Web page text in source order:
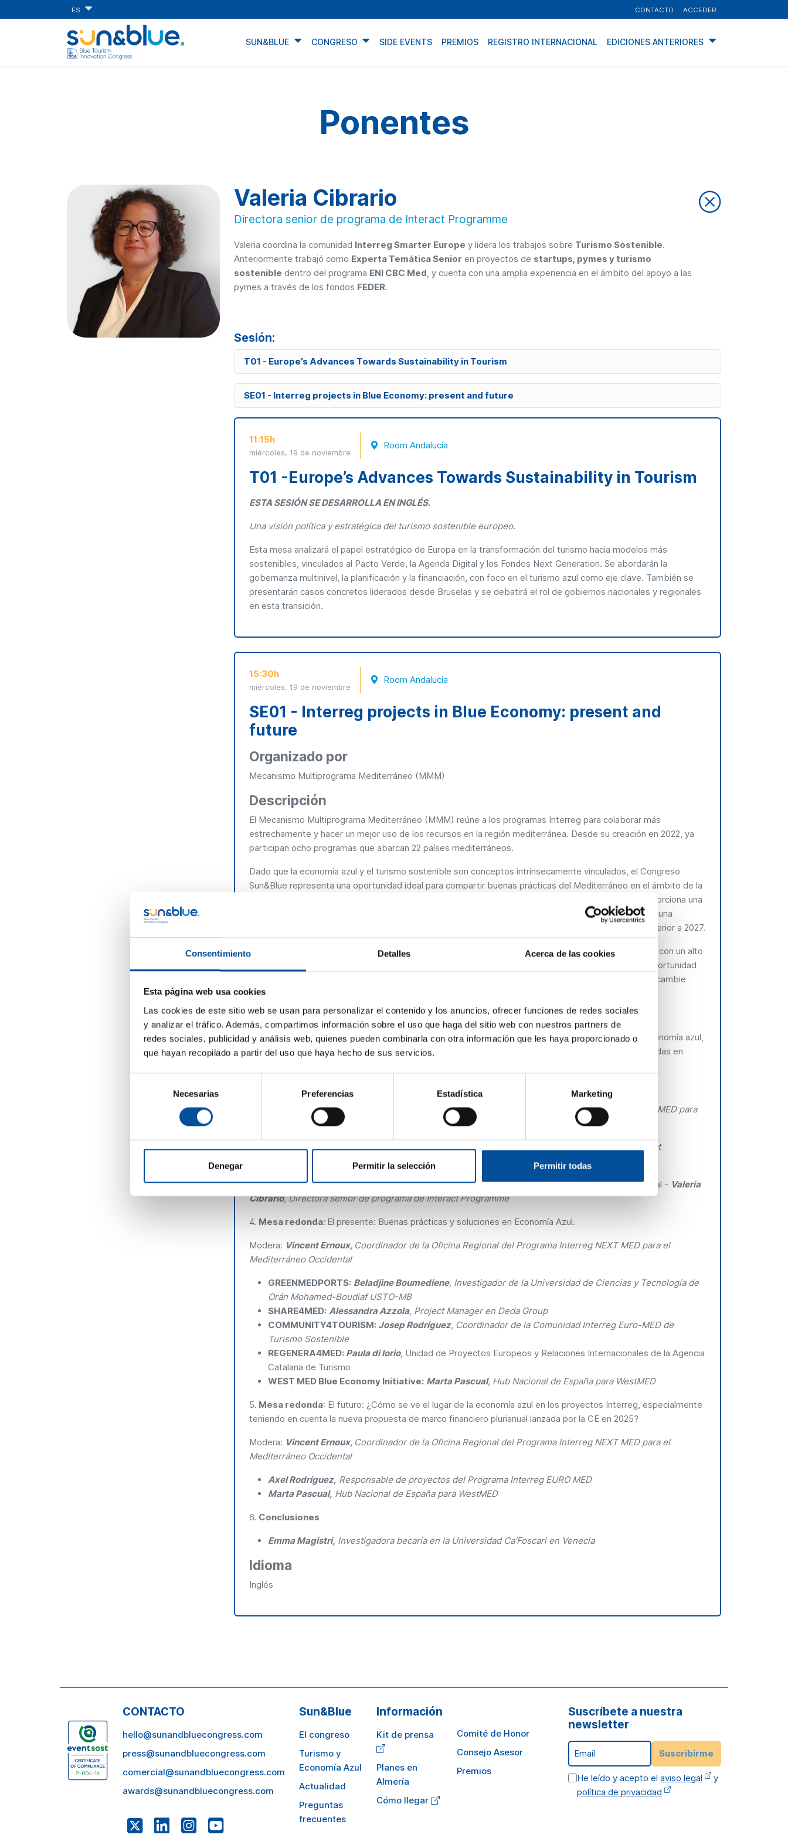
Consentimiento Detalles Acerca de las cookies
Esta página web usa cookies
Las cookies de este sitio web se usan para personalizar el contenido y los anuncios, ofrecer funciones de redes sociales
y analizar el tráfico. Además, compartimos información sobre el uso que haga del sitio web con nuestros partners de
redes sociales, publicidad y análisis web, quienes pueden combinarla con otra información que les haya proporcionado o
que hayan recopilado a partir del uso que haya hecho de sus servicios.
consentimiento
Necesarias Preferencias Estadística Marketing
Denegar Permitir la selección Permitir todas
ES CONTACTO ACCEDER
SUN&BLUE CONGRESO SIDE EVENTS PREMIOS REGISTRO INTERNACIONAL EDICIONES ANTERIORES
Ponentes
Valeria Cibrario
Directora senior de programa de Interact Programme
Valeria coordina la comunidad Interreg Smarter Europe y lidera los trabajos sobre Turismo Sostenible.
Anteriormente trabajó como Experta Temática Senior en proyectos de startups, pymes y turismo
sostenible dentro del programa ENI CBC Med, y cuenta con una amplia experiencia en el ámbito del apoyo a las
pymes a través de los fondos FEDER.
Sesión:
T01 - Europe’s Advances Towards Sustainability in Tourism
SE01 - Interreg projects in Blue Economy: present and future
11:15h
miércoles, 19 de noviembre
Room Andalucía
T01 -Europe’s Advances Towards Sustainability in Tourism
ESTA SESIÓN SE DESARROLLA EN INGLÉS.
Una visión política y estratégica del turismo sostenible europeo.
Esta mesa analizará el papel estratégico de Europa en la transformación del turismo hacia modelos más
sostenibles, vinculados al Pacto Verde, la Agenda Digital y los Fondos Next Generation. Se abordarán la
gobernanza multinivel, la planificación y la financiación, con foco en el turismo azul como eje clave. También se
presentarán casos concretos liderados desde Bruselas y se debatirá el rol de gobiernos nacionales y regionales
en esta transición.
15:30h
miércoles, 19 de noviembre
Room Andalucía
SE01 - Interreg projects in Blue Economy: present and
future
Organizado por
Mecanismo Multiprograma Mediterráneo (MMM)
Descripción
El Mecanismo Multiprograma Mediterráneo (MMM) reúne a los programas Interreg para colaborar más
estrechamente y hacer un mejor uso de los recursos en la región mediterránea. Desde su creación en 2022, ya
participan ocho programas que abarcan 22 países mediterráneos.
Dado que la economía azul y el turismo sostenible son conceptos intrínsecamente vinculados, el Congreso
Sun&Blue representa una oportunidad ideal para compartir buenas prácticas del Mediterráneo en el ámbito de la
economía azul y promover un diálogo significativo sobre cómo avanzar en este sector. También proporciona una
plataforma para explorar cómo los programas y proyectos Interreg pueden contribuir al desarrollo de una
economía azul saludable y sostenible en el Mediterráneo, especialmente con vistas al horizonte posterior a 2027.
El evento mostrará las buenas prácticas en materia de economía azul promovidas por Interreg MMM, con un alto
potencial de escalabilidad y/o replicabilidad en el Mediterráneo y otras regiones de la UE. Será una oportunidad
para que el público descubra nuevas tendencias y soluciones innovadoras en la economía azul e intercambie
experiencias con actores de las tres costas del Mediterráneo.
Dirigido a
Emprendedores, profesionales que ofrecen productos o servicios innovadores en el ámbito de la economía azul,
investigadores, personal de organismos públicos que trabajan en temas costeros, personas interesadas en
Introducción -Vincent Ernoux,
Coordinador de la Oficina Regional del Programa Interreg NEXT MED para
el Mediterráneo Occidental
2.Keynote speaker -José Manuel Camarero,Secretario Autonómico de Turismo de la Generalitat
3.Turismo sostenible en los programas Interreg Mediterráneo:Visión general y situación actual - Valeria
Cibrario, Directora senior de programa de Interact Programme
4. Mesa redonda: El presente: Buenas prácticas y soluciones en Economía Azul.
Modera: Vincent Ernoux, Coordinador de la Oficina Regional del Programa Interreg NEXT MED para el
Mediterráneo Occidental
GREENMEDPORTS: Beladjine Boumediene, Investigador de la Universidad de Ciencias y Tecnología de
Orán Mohamed-Boudiaf USTO-MB
SHARE4MED: Alessandra Azzola, Project Manager en Deda Group
COMMUNITY4TOURISM: Josep Rodríguez, Coordinador de la Comunidad Interreg Euro-MED de
Turismo Sostenible
REGENERA4MED: Paula di Iorio, Unidad de Proyectos Europeos y Relaciones Internacionales de la Agencia
Catalana de Turismo
WEST MED Blue Economy Initiative: Marta Pascual, Hub Nacional de España para WestMED
5. Mesa redonda: El futuro: ¿Cómo se ve el lugar de la economía azul en los proyectos Interreg, especialmente
teniendo en cuenta la nueva propuesta de marco financiero plurianual lanzada por la CE en 2025?
Modera: Vincent Ernoux, Coordinador de la Oficina Regional del Programa Interreg NEXT MED para el
Mediterráneo Occidental
Axel Rodríguez, Responsable de proyectos del Programa Interreg EURO MED
Marta Pascual, Hub Nacional de España para WestMED
6. Conclusiones
Emma Magistri, Investigadora becaria en la Universidad Ca’Foscari en Venecia
Idioma
Inglés
CONTACTO
hello@sunandbluecongress.com
press@sunandbluecongress.com
comercial@sunandbluecongress.com
awards@sunandbluecongress.com
Sun&Blue
El congreso
Turismo y
Economía Azul
Actualidad
Preguntas
frecuentes
Información
Kit de prensa
Planes en
Almería
Cómo llegar
Comité de Honor
Consejo Asesor
Premios
Suscríbete a nuestra
newsletter
Email
Suscribirme
He leído y acepto elaviso legal
y
política de privacidad